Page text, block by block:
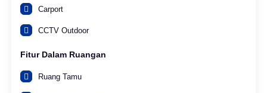
Carport
CCTV Outdoor
Fitur Dalam Ruangan
Ruang Tamu